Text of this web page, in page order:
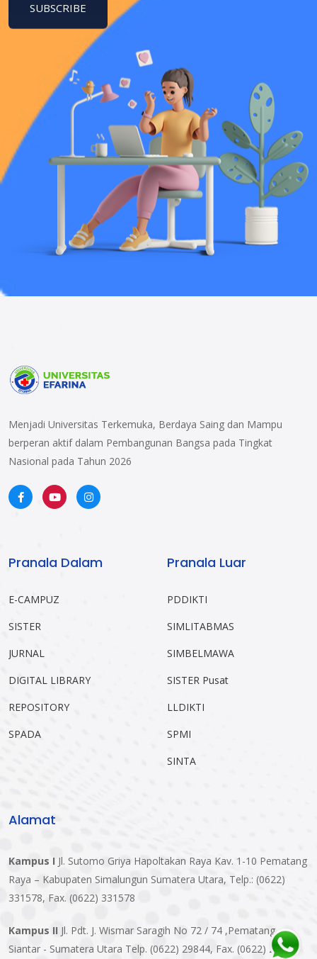
SUBSCRIBE
Menjadi Universitas Terkemuka, Berdaya Saing dan Mampu
berperan aktif dalam Pembangunan Bangsa pada Tingkat
Nasional pada Tahun 2026
Pranala Dalam
E-CAMPUZ
SISTER
JURNAL
DIGITAL LIBRARY
REPOSITORY
SPADA
Pranala Luar
PDDIKTI
SIMLITABMAS
SIMBELMAWA
SISTER Pusat
LLDIKTI
SPMI
SINTA
Alamat
Kampus I Jl. Sutomo Griya Hapoltakan Raya Kav. 1-10 Pematang
Raya – Kabupaten Simalungun Sumatera Utara, Telp.: (0622)
331578, Fax. (0622) 331578
Kampus II Jl. Pdt. J. Wismar Saragih No 72 / 74 ,Pematang
Siantar - Sumatera Utara Telp. (0622) 29844, Fax. (0622) 29844